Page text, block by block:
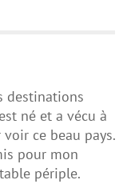
destinations
né et a vécu à
voir ce beau pays.
pour mon
périple.